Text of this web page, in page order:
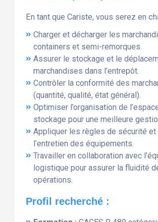
En tant que Cariste, vous serez en
Charger et décharger les
containers et semi-remorques.
Assurer le stockage et le
marchandises dans l’entrepôt.
Contrôler la conformité des
(quantité, qualité, état général).
Optimiser l’organisation de
stockage pour une meilleure
Appliquer les règles de sécurité et
l’entretien des équipements.
Travailler en collaboration avec
logistique pour assurer la fluidité
opérations.
Profil recherché :